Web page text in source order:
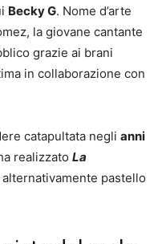
Becky G. Nome d’arte
la giovane cantante
grazie ai brani
in collaborazione con
catapultata negli anni
realizzato La
pastello